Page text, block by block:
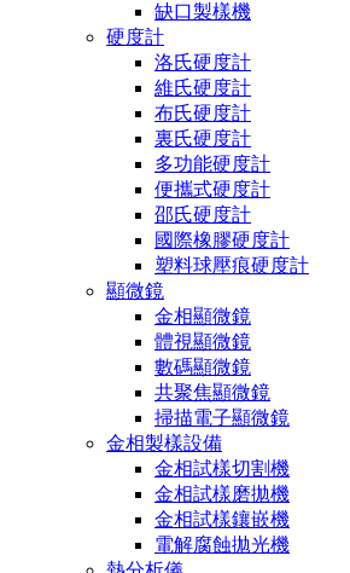
缺口製樣機
硬度計
洛氏硬度計
維氏硬度計
布氏硬度計
裏氏硬度計
多功能硬度計
便攜式硬度計
邵氏硬度計
國際橡膠硬度計
塑料球壓痕硬度計
顯微鏡
金相顯微鏡
體視顯微鏡
數碼顯微鏡
共聚焦顯微鏡
掃描電子顯微鏡
金相製樣設備
金相試樣切割機
金相試樣磨拋機
金相試樣鑲嵌機
電解腐蝕拋光機